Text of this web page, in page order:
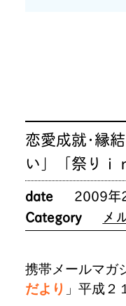
恋愛成就･縁
い」「祭りｉ
date
2009年
Category
メ
携帯メールマガ
だより 」平成２